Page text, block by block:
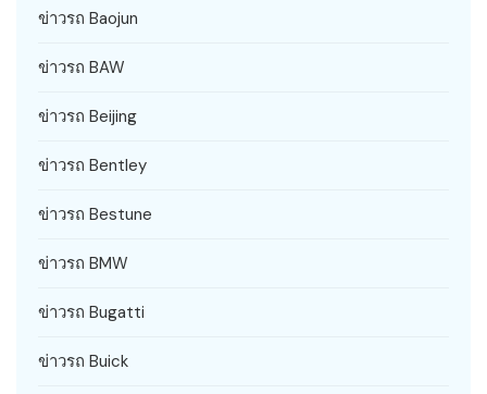
ข่าวรถ Baojun
ข่าวรถ BAW
ข่าวรถ Beijing
ข่าวรถ Bentley
ข่าวรถ Bestune
ข่าวรถ BMW
ข่าวรถ Bugatti
ข่าวรถ Buick